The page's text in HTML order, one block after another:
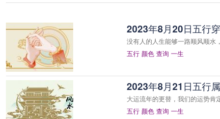
2023年8月20日五行
没有人的人生能够一路顺风顺水
五行 颜色 查询 一生
2023年8月21日五行
大运流年的更替，我们的运势
五行 颜色 查询 一生